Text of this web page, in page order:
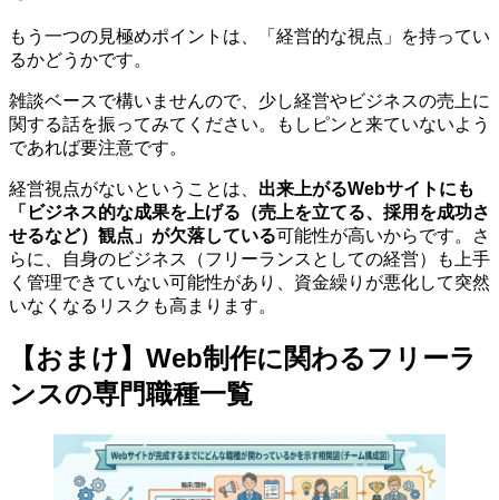
もう一つの見極めポイントは、「経営的な視点」を持ってい
るかどうかです。
雑談ベースで構いませんので、少し経営やビジネスの売上に
関する話を振ってみてください。もしピンと来ていないよう
であれば要注意です。
経営視点がないということは、 出来上がるWebサイトにも
「ビジネス的な成果を上げる（売上を立てる、採用を成功さ
せるなど）観点」が欠落している可能性が高いからです。さ
らに、自身のビジネス（フリーランスとしての経営）も上手
く管理できていない可能性があり、資金繰りが悪化して突然
いなくなるリスクも高まります。
【おまけ】Web制作に関わるフリーラ
ンスの専門職種一覧